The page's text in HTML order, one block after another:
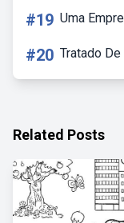
#19 Uma
#20 Tratado
Related Posts